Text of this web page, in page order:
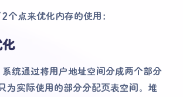
点来优化内存的使用：
统通过将用户地址空间分成两个部分
为实际使用的部分分配页表空间。堆